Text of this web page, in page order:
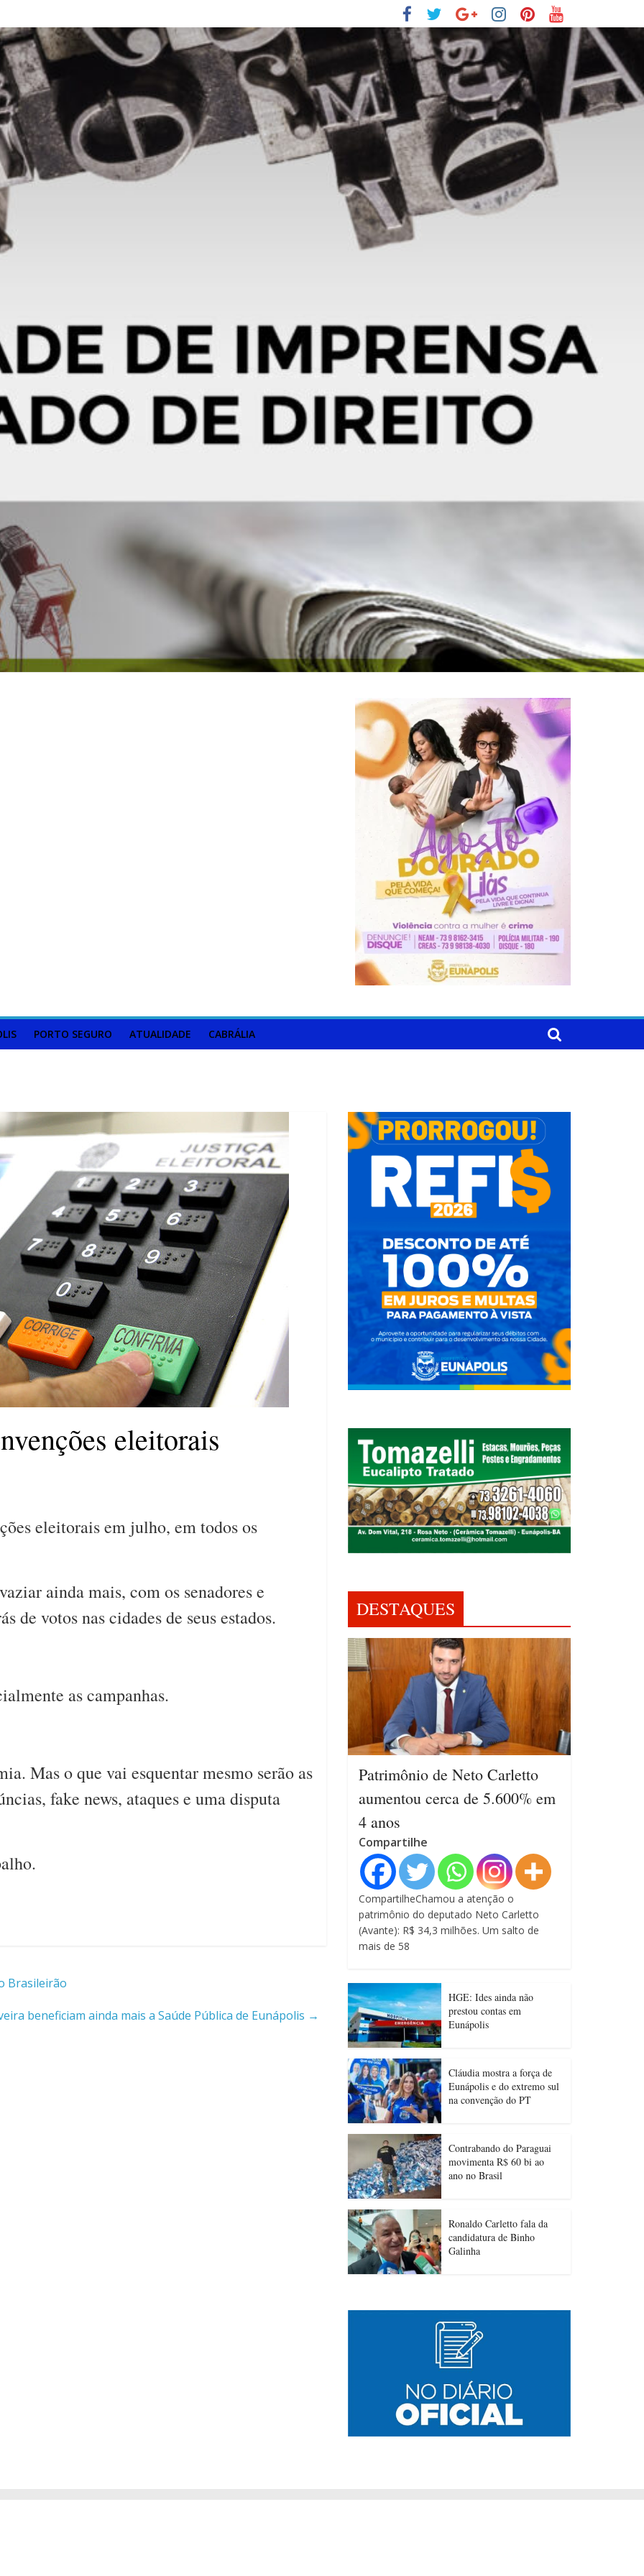
PORTO SEGURO ATUALIDADE CABRÁLIA
eleitorais
eleitorais em julho, em todos os
ainda mais, com os senadores e
de votos nas cidades de seus estados.
as campanhas.
Mas o que vai esquentar mesmo serão as
fake news, ataques e uma disputa
Brasileirão
beneficiam ainda mais a Saúde Pública de Eunápolis →
DESTAQUES
Patrimônio de Neto Carletto
aumentou cerca de 5.600% em
4 anos
Compartilhe
CompartilheChamou a atenção o
patrimônio do deputado Neto Carletto
(Avante): R$ 34,3 milhões. Um salto de
mais de 58
HGE: Ides ainda não
prestou contas em
Eunápolis
Cláudia mostra a força de
Eunápolis e do extremo sul
na convenção do PT
Contrabando do Paraguai
movimenta R$ 60 bi ao
ano no Brasil
Ronaldo Carletto fala da
candidatura de Binho
Galinha